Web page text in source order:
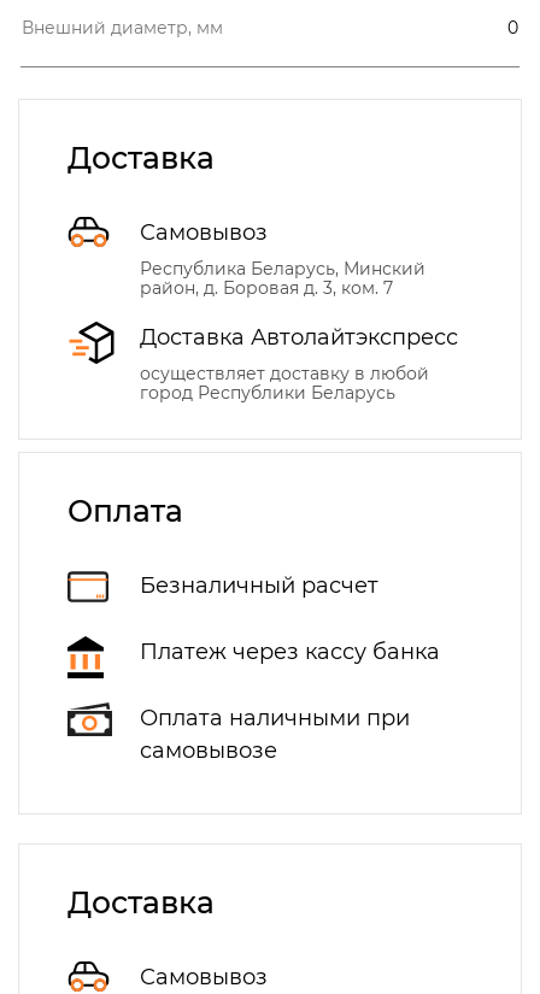
Внешний диаметр, мм 0
Доставка
Самовывоз
Республика Беларусь, Минский
район, д. Боровая д. 3, ком. 7
Доставка Автолайтэкспресс
осуществляет доставку в любой
город Республики Беларусь
Оплата
Безналичный расчет
Платеж через кассу банка
Оплата наличными при
самовывозе
Доставка
Самовывоз